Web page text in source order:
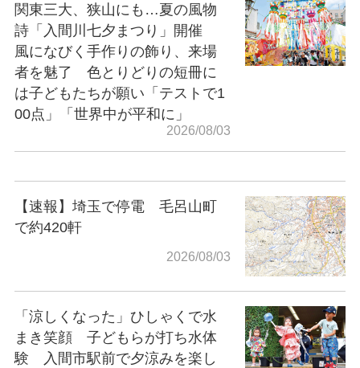
関東三大、狭山にも…夏の風物
詩「入間川七夕まつり」開催
風になびく手作りの飾り、来場
者を魅了 色とりどりの短冊に
は子どもたちが願い「テストで1
00点」「世界中が平和に」
2026/08/03
【速報】埼玉で停電 毛呂山町
で約420軒
2026/08/03
「涼しくなった」ひしゃくで水
まき笑顔 子どもらが打ち水体
験 入間市駅前で夕涼みを楽し